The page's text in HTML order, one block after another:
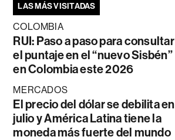
LAS MÁS VISITADAS
COLOMBIA
RUI: Paso a paso para consultar
el puntaje en el “nuevo Sisbén”
en Colombia este 2026
MERCADOS
El precio del dólar se debilita en
julio y América Latina tiene la
moneda más fuerte del mundo